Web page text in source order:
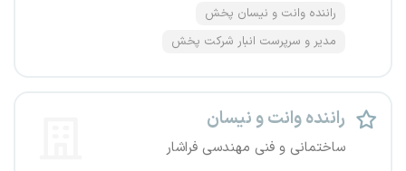
راننده وانت و نیسان پخش
مدیر و سرپرست انبار شرکت پخش
راننده وانت و نیسان
ساختمانی و فنی مهندسی فراشار